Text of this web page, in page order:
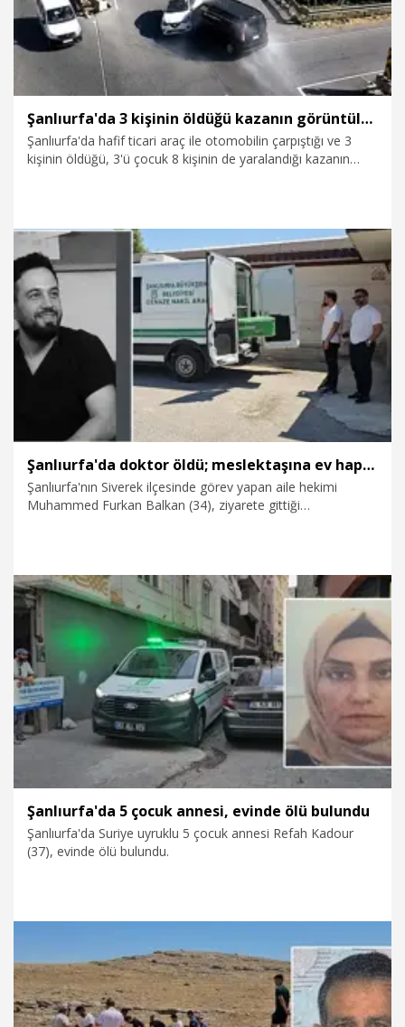
Şanlıurfa'da 3 kişinin öldüğü kazanın görüntüleri ortaya çıktı
Şanlıurfa'da hafif ticari araç ile otomobilin çarpıştığı ve 3
kişinin öldüğü, 3'ü çocuk 8 kişinin de yaralandığı kazanın
20.07.2026 Gündem
Şanlıurfa'da doktor öldü; meslektaşına ev hapsi kararı
Şanlıurfa'nın Siverek ilçesinde görev yapan aile hekimi
Muhammed Furkan Balkan (34), ziyarete gittiği
çıkarıldığı nöbetçi sulh ceza hakimliği tarafından adli kontrol
tedbiri kapsamında ev hapsi cezasına çarptırıldı.
19.07.2026 Gündem
Şanlıurfa'da 5 çocuk annesi, evinde ölü bulundu
Şanlıurfa'da Suriye uyruklu 5 çocuk annesi Refah Kadour
(37), evinde ölü bulundu.
12.07.2026 Foto Galeri